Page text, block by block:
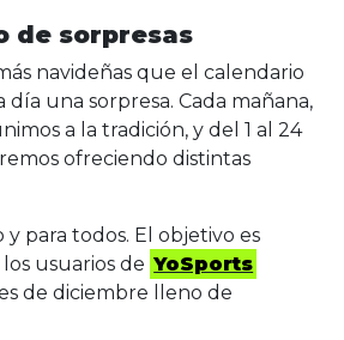
de sorpresas
navideñas que el calendario
día una sorpresa. Cada mañana,
a la tradición, y del 1 al 24
ofreciendo distintas
para todos. El objetivo es
usuarios de YoSports
de diciembre lleno de